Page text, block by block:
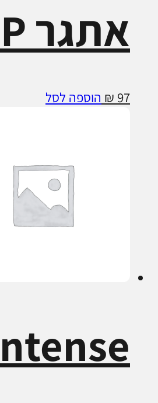
אתגר VIP
₪ 97 הוספה לסל